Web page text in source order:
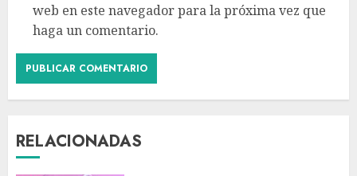
web en este navegador para la próxima vez que
haga un comentario.
RELACIONADAS